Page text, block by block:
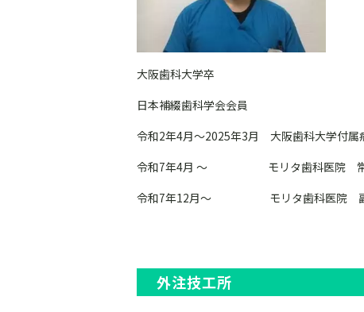
大阪歯科大学卒
日本補綴歯科学会会員
令和2年4月～2025年3月 大阪歯科大学付属
令和7年4月 ～ モリタ歯科医院 常
令和7年12月～ モリタ歯科医院 副
外注技工所